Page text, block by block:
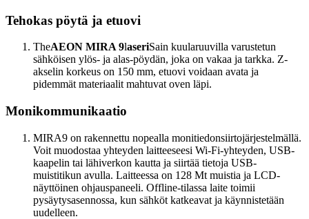
Tehokas pöytä ja etuovi
TheAEON MIRA 9laseriSain kuularuuvilla varustetun
sähköisen ylös- ja alas-pöydän, joka on vakaa ja tarkka. Z-
akselin korkeus on 150 mm, etuovi voidaan avata ja
pidemmät materiaalit mahtuvat oven läpi.
Monikommunikaatio
MIRA9 on rakennettu nopealla monitiedonsiirtojärjestelmällä.
Voit muodostaa yhteyden laitteeseesi Wi-Fi-yhteyden, USB-
kaapelin tai lähiverkon kautta ja siirtää tietoja USB-
muistitikun avulla. Laitteessa on 128 Mt muistia ja LCD-
näyttöinen ohjauspaneeli. Offline-tilassa laite toimii
pysäytysasennossa, kun sähköt katkeavat ja käynnistetään
uudelleen.